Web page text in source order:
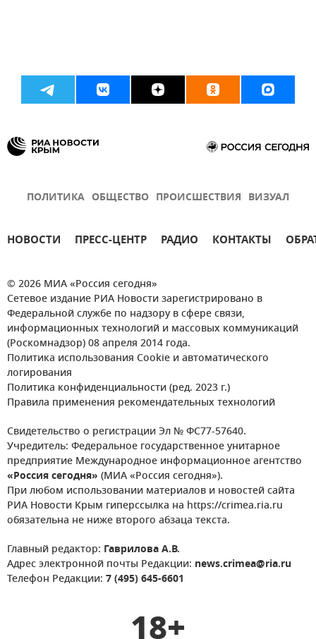
ПОЛИТИКА ОБЩЕСТВО ПРОИСШЕСТВИЯ ВИЗУАЛ
НОВОСТИ ПРЕСС-ЦЕНТР РАДИО КОНТАКТЫ
© 2026 МИА «Россия сегодня»
Сетевое издание РИА Новости зарегистрировано в
Федеральной службе по надзору в сфере связи,
информационных технологий и массовых коммуникаций
(Роскомнадзор) 08 апреля 2014 года.
Политика использования Cookie и автоматического
логирования
Политика конфиденциальности (ред. 2023 г.)
Правила применения рекомендательных технологий
Свидетельство о регистрации Эл № ФС77-57640.
Учредитель: Федеральное государственное унитарное
предприятие Международное информационное агентство
«Россия сегодня» (МИА «Россия сегодня»).
При любом использовании материалов и новостей сайта
РИА Новости Крым гиперссылка на https://crimea.ria.ru
обязательна не ниже второго абзаца текста.
Главный редактор: Гаврилова А.В.
Адрес электронной почты Редакции: news.crimea@ria.ru
Телефон Редакции: 7 (495) 645-6601